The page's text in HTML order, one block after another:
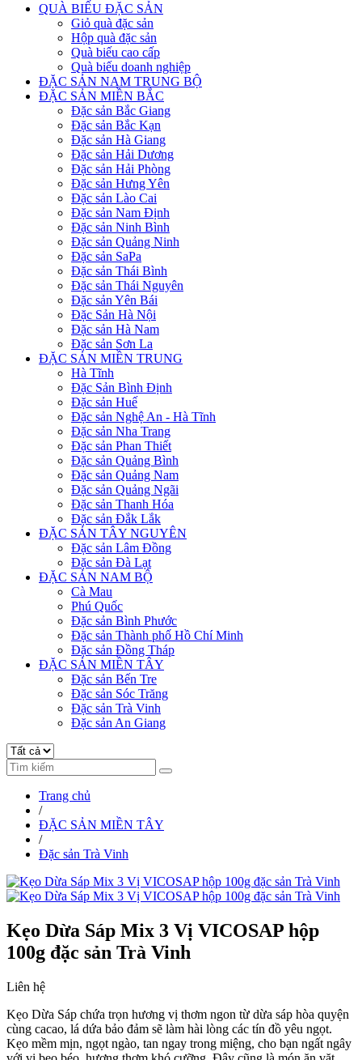
QUÀ BIẾU ĐẶC SẢN
Giỏ quà đặc sản
Hộp quà đặc sản
Quà biếu cao cấp
Quà biếu doanh nghiệp
ĐẶC SẢN NAM TRUNG BỘ
ĐẶC SẢN MIỀN BẮC
Đặc sản Bắc Giang
Đặc sản Bắc Kạn
Đặc sản Hà Giang
Đặc sản Hải Dương
Đặc sản Hải Phòng
Đặc sản Hưng Yên
Đặc sản Lào Cai
Đặc sản Nam Định
Đặc sản Ninh Bình
Đặc sản Quảng Ninh
Đặc sản SaPa
Đặc sản Thái Bình
Đặc sản Thái Nguyên
Đặc sản Yên Bái
Đặc Sản Hà Nội
Đặc sản Hà Nam
Đặc sản Sơn La
ĐẶC SẢN MIỀN TRUNG
Hà Tĩnh
Đặc Sản Bình Định
Đặc sản Huế
Đặc sản Nghệ An - Hà Tĩnh
Đặc sản Nha Trang
Đặc sản Phan Thiết
Đặc sản Quảng Bình
Đặc sản Quảng Nam
Đặc sản Quảng Ngãi
Đặc sản Thanh Hóa
Đặc sản Đắk Lắk
ĐẶC SẢN TÂY NGUYÊN
Đặc sản Lâm Đồng
Đặc sản Đà Lạt
ĐẶC SẢN NAM BỘ
Cà Mau
Phú Quốc
Đặc sản Bình Phước
Đặc sản Thành phố Hồ Chí Minh
Đặc sản Đồng Tháp
ĐẶC SẢN MIỀN TÂY
Đặc sản Bến Tre
Đặc sản Sóc Trăng
Đặc sản Trà Vinh
Đặc sản An Giang
Trang chủ
/
ĐẶC SẢN MIỀN TÂY
/
Đặc sản Trà Vinh
Kẹo Dừa Sáp Mix 3 Vị VICOSAP hộp
100g đặc sản Trà Vinh
Liên hệ
Kẹo Dừa Sáp chứa trọn hương vị thơm ngon từ dừa sáp hòa quyện
cùng cacao, lá dứa bảo đảm sẽ làm hài lòng các tín đồ yêu ngọt.
Kẹo mềm mịn, ngọt ngào, tan ngay trong miệng, cho bạn ngất ngây